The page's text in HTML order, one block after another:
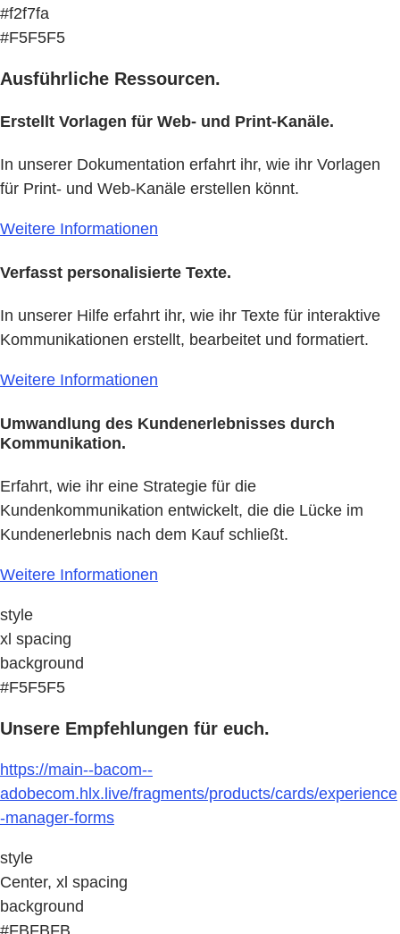
#f2f7fa
#F5F5F5
Ausführliche Ressourcen.
Erstellt Vorlagen für Web- und Print-Kanäle.
In unserer Dokumentation erfahrt ihr, wie ihr Vorlagen
für Print- und Web-Kanäle erstellen könnt.
Weitere Informationen
Verfasst personalisierte Texte.
In unserer Hilfe erfahrt ihr, wie ihr Texte für interaktive
Kommunikationen erstellt, bearbeitet und formatiert.
Weitere Informationen
Umwandlung des Kundenerlebnisses durch
Kommunikation.
Erfahrt, wie ihr eine Strategie für die
Kundenkommunikation entwickelt, die die Lücke im
Kundenerlebnis nach dem Kauf schließt.
Weitere Informationen
style
xl spacing
background
#F5F5F5
Unsere Empfehlungen für euch.
https://main--bacom--
adobecom.hlx.live/fragments/products/cards/experience
-manager-forms
style
Center, xl spacing
background
#FBFBFB